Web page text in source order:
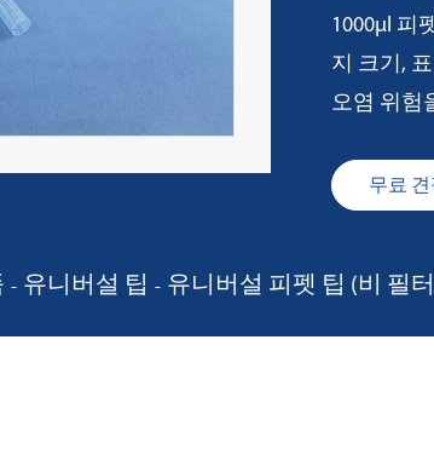
1000µl 피
지 크기,
오염 위험
무료 견
유니버설 팁 유니버설 피펫 팁 (비 필